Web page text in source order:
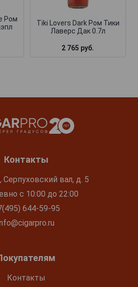
Ром
Tiki Lovers Dark Ром Тики
Лаверс Дак 0.7л
2 765 руб.
Контакты
Серпуховский вал, д. 5
с 10:00 до 22:00
644-59-95
Контакты